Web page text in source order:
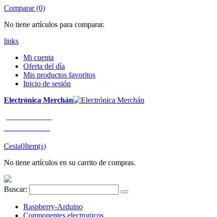
Comparar (0)
No tiene artículos para comparar.
links
Mi cuenta
Oferta del día
Mis productos favoritos
Inicio de sesión
Electrónica Merchán
Cesta0Item(s)
No tiene artículos en su carrito de compras.
Buscar:
Raspberry-Arduino
Componentes electronicos